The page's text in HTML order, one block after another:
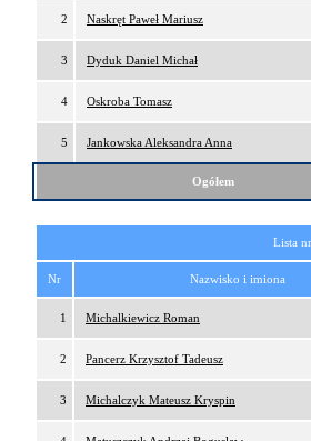
2 Naskręt Paweł Mariusz
3 Dyduk Daniel Michał
4 Oskroba Tomasz
5 Jankowska Aleksandra Anna
Ogółem
Lista
Nr Nazwisko i imiona
1 Michalkiewicz Roman
2 Pancerz Krzysztof Tadeusz
3 Michalczyk Mateusz Kryspin